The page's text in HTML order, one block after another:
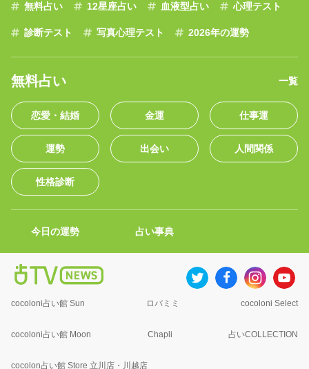
無料占い 12星座占い 血液型占い 心理テスト
診断テスト 写真心理テスト 2026年の運勢
無料占い 一覧
恋愛・結婚 金運 仕事運
運勢 出会い 人間関係
性格診断
今日の運勢 占い事典
cocoloni占い館 Sun ロバミミ cocoloni Select
cocoloni占い館 Moon Chapli 占いCOLLECTION
cocolon占い館 Store 立川店・川越店